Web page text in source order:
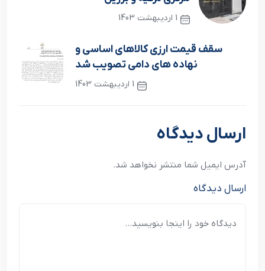
1 اردیبهشت 1403
سقف قیمت ارزی کالاهای اساسی و
نهاده های دامی تصویب شد
1 اردیبهشت 1403
نوشته بعدی
ارسال دیدگاه
آدرس ایمیل شما منتشر نخواهد شد.
ارسال دیدگاه